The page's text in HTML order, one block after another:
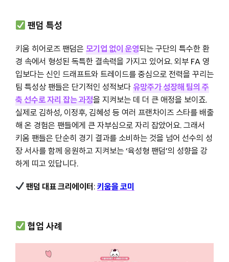
팬덤 특성
키움 히어로즈 팬덤은 모기업 없이 운영되는 구단의 특수한 환
경 속에서 형성된 독특한 결속력을 가지고 있어요. 외부 FA 영
입보다는 신인 드래프트와 트레이드를 중심으로 전력을 꾸리는
팀 특성상 팬들은 단기적인 성적보다유망주가 성장해 팀의 주
축 선수로 자리 잡는 과정을 지켜보는 데 더 큰 애정을 보이죠.
실제로 김하성, 이정후, 김혜성 등 여러 프랜차이즈 스타를 배출
해 온 경험은 팬들에게 큰 자부심으로 자리 잡았어요. 그래서
키움 팬들은 단순히 경기 결과를 소비하는 것을 넘어 선수의 성
장 서사를 함께 응원하고 지켜보는 ‘육성형 팬덤’의 성향을 강
하게 띠고 있답니다.
팬덤 대표 크리에이터:키움을 코미
협업 사례